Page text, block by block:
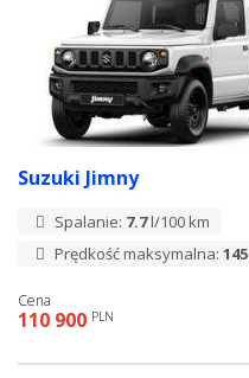
Suzuki Jimny
Spalanie: 7.7l/100 km
Prędkość maksymalna:145
Cena
110 900 PLN